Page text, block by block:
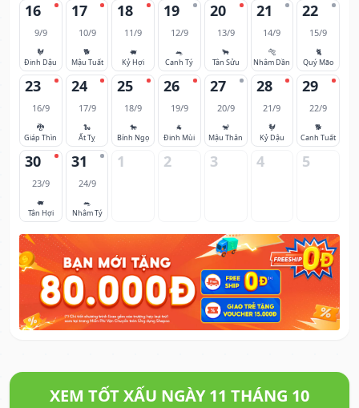
16
9/9
🐓
Đinh Dậu
17
10/9
🐕
Mậu Tuất
18
11/9
🐖
Kỷ Hợi
19
12/9
🐀
Canh Tý
20
13/9
🐂
Tân Sửu
21
14/9
🐅
Nhâm Dần
22
15/9
🐈
Quý Mão
23
16/9
🐉
Giáp Thìn
24
17/9
🐍
Ất Tỵ
25
18/9
🐎
Bính Ngọ
26
19/9
🐐
Đinh Mùi
27
20/9
🐒
Mậu Thân
28
21/9
🐓
Kỷ Dậu
29
22/9
🐕
Canh Tuất
30
23/9
🐖
Tân Hợi
31
24/9
🐀
Nhâm Tý
1 2 3 4 5
XEM TỐT XẤU NGÀY 11 THÁNG 10